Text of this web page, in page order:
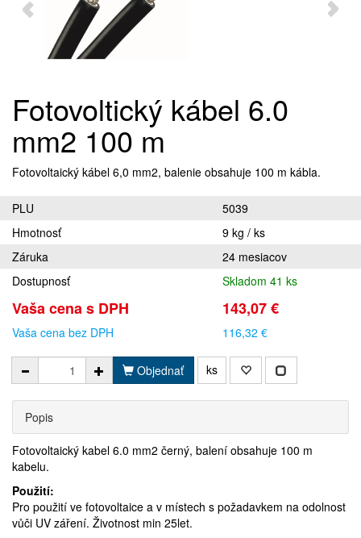
Fotovoltický kábel 6.0
mm2 100 m
Fotovoltaický kábel 6,0 mm2, balenie obsahuje 100 m kábla.
PLU
5039
Hmotnosť
9 kg / ks
Záruka
24 mesiacov
Dostupnosť
Skladom 41 ks
Vaša cena s DPH 143,07 €
Vaša cena bez DPH 116,32 €
Objednať ks
Popis
Fotovoltaický kabel 6.0 mm2 černý, balení obsahuje 100 m
kabelu.
Použití:
Pro použití ve fotovoltaice a v místech s požadavkem na odolnost
vůči UV záření. Životnost min 25let.